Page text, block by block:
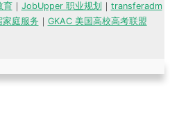
育｜ JobUpper 职业规划 ｜ transferadm
家庭服务 ｜ GKAC 美国高校高考联盟